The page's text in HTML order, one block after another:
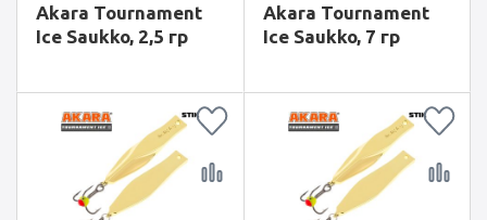
Akara Tournament
Ice Saukko, 2,5 гр
Akara Tournament
Ice Saukko, 7 гр